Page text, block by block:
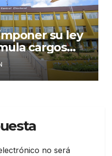
su ley
cargos
por
no será